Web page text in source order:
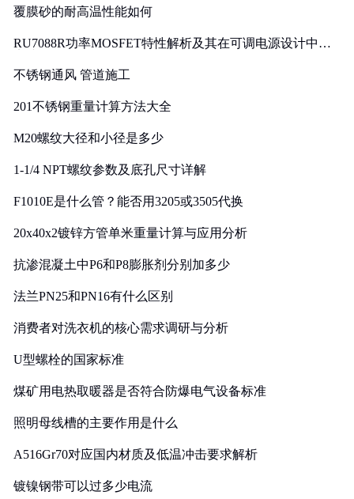
覆膜砂的耐高温性能如何
RU7088R功率MOSFET特性解析及其在可调电源设计中的
不锈钢通风 管道施工
201不锈钢重量计算方法大全
M20螺纹大径和小径是多少
1-1/4 NPT螺纹参数及底孔尺寸详解
F1010E是什么管？能否用3205或3505代换
20x40x2镀锌方管单米重量计算与应用分析
抗渗混凝土中P6和P8膨胀剂分别加多少
法兰PN25和PN16有什么区别
消费者对洗衣机的核心需求调研与分析
U型螺栓的国家标准
煤矿用电热取暖器是否符合防爆电气设备标准
照明母线槽的主要作用是什么
A516Gr70对应国内材质及低温冲击要求解析
镀镍钢带可以过多少电流